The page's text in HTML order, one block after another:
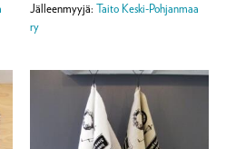
Jälleenmyyjä:Taito Keski-Pohjanmaa
ry